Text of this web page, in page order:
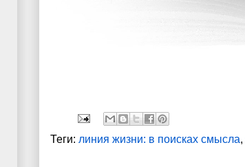
Теги: линия жизни: в поисках смысла,